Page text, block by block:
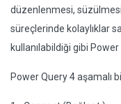
düzenlenmesi,
süreçlerinde kolaylıklar
kullanılabildiği gibi
Power Query 4 aşamalı